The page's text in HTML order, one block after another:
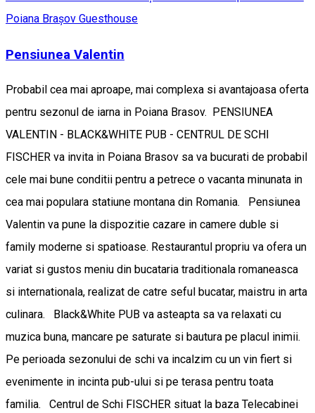
Poiana Brașov Guesthouse
Pensiunea Valentin
Probabil cea mai aproape, mai complexa si avantajoasa oferta
pentru sezonul de iarna in Poiana Brasov. PENSIUNEA
VALENTIN - BLACK&WHITE PUB - CENTRUL DE SCHI
FISCHER va invita in Poiana Brasov sa va bucurati de probabil
cele mai bune conditii pentru a petrece o vacanta minunata in
cea mai populara statiune montana din Romania. Pensiunea
Valentin va pune la dispozitie cazare in camere duble si
family moderne si spatioase. Restaurantul propriu va ofera un
variat si gustos meniu din bucataria traditionala romaneasca
si internationala, realizat de catre seful bucatar, maistru in arta
culinara. Black&White PUB va asteapta sa va relaxati cu
muzica buna, mancare pe saturate si bautura pe placul inimii.
Pe perioada sezonului de schi va incalzim cu un vin fiert si
evenimente in incinta pub-ului si pe terasa pentru toata
familia. Centrul de Schi FISCHER situat la baza Telecabinei